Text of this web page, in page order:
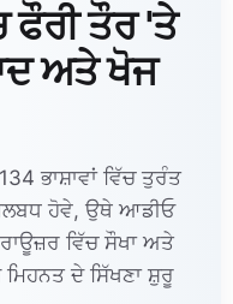
ਫੌਰੀ ਤੌਰ 'ਤੇ
ਅਤੇ ਖੋਜ
ਭਾਸ਼ਾਵਾਂ ਵਿੱਚ ਤੁਰੰਤ
ਹੋਵੇ, ਉਥੇ ਆਡੀਓ
ਵਿੱਚ ਸੌਖਾ ਅਤੇ
ਮਿਹਨਤ ਦੇ ਸਿੱਖਣਾ ਸ਼ੁਰੂ